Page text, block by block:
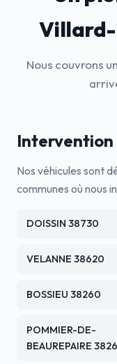
Villard-
Nous couvrons
Intervention
Nos véhicules sont
communes où nous
DOISSIN 38730
VELANNE 38620
BOSSIEU 38260
POMMIER-DE-
BEAUREPAIRE